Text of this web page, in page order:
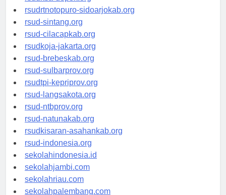
rsudksa-depok.org
rsudrtnotopuro-sidoarjokab.org
rsud-sintang.org
rsud-cilacapkab.org
rsudkoja-jakarta.org
rsud-brebeskab.org
rsud-sulbarprov.org
rsudtpi-kepriprov.org
rsud-langsakota.org
rsud-ntbprov.org
rsud-natunakab.org
rsudkisaran-asahankab.org
rsud-indonesia.org
sekolahindonesia.id
sekolahjambi.com
sekolahriau.com